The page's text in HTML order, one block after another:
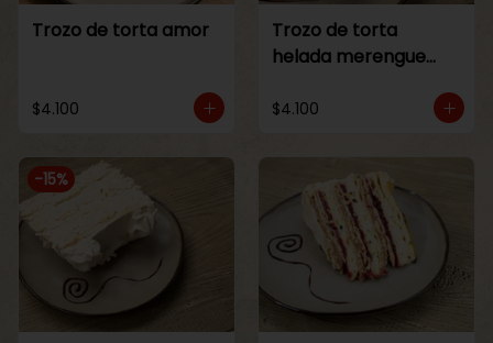
Trozo de torta amor
$4.100
Trozo de torta
helada merengue
$4.100
-15%